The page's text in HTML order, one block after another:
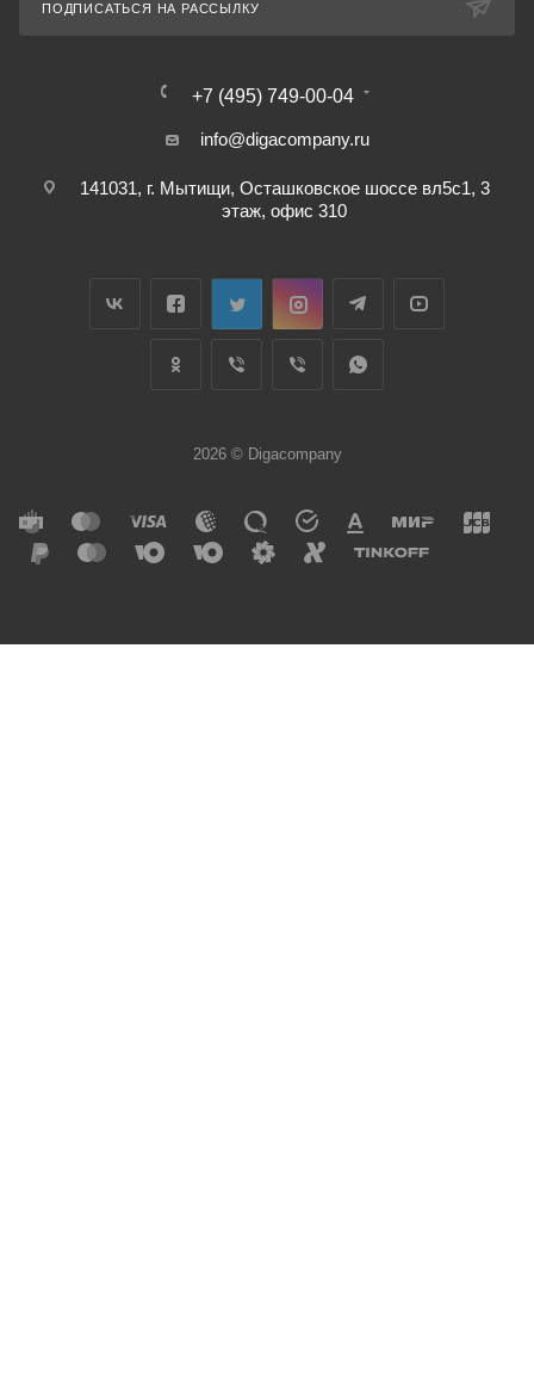
ПОДПИСАТЬСЯ НА РАССЫЛКУ
+7 (495) 749-00-04
info@digacompany.ru
141031, г. Мытищи, Осташковское шоссе вл5с1, 3
этаж, офис 310
2026 © Digacompany